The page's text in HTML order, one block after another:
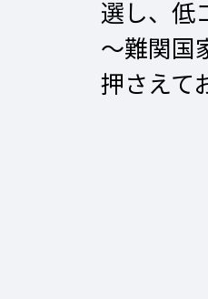
選し、低
〜難関国
押さえて